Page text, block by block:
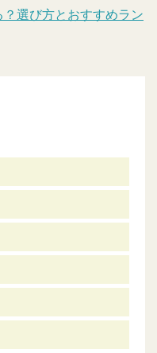
選び方とおすすめラン